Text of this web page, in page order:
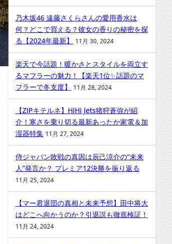
乃木坂46 遠藤さくらさんの愛用香水は
何？どこで買える？彼女の香りの秘密を探
る【2024年最新】
11月 30, 2024
楽天で今話題！暖かさとスタイルを両立す
るマフラーの魅力！【楽天1位✨話題のマ
フラーで冬支度】
11月 28, 2024
【ZIPキテルネ】HiHi Jets猪狩蒼弥が紹
介！寒さを乗り切る最新あったか家電＆加
湿器特集 11月 27, 2024
侍ジャパン敗戦の真因は辰己涼介の“未来
人”発言か？ プレミア12決勝を振り返る
11月 25, 2024
【マー君退団の真相と未来予想】田中将大
はどこへ向かうのか？引退説も徹底検証！
11月 24, 2024